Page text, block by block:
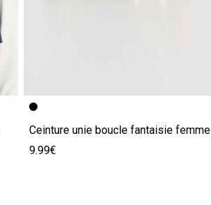
Ceinture unie boucle fantaisie femme
9.99€